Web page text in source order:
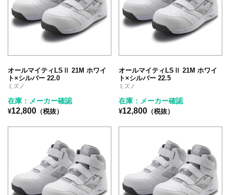
オールマイティLSⅡ 21M ホワイ
ト×シルバー 22.0
ミズノ
在庫：メーカー確認
¥12,800 （税抜）
オールマイティLSⅡ 21M ホワイ
ト×シルバー 22.5
ミズノ
在庫：メーカー確認
¥12,800 （税抜）